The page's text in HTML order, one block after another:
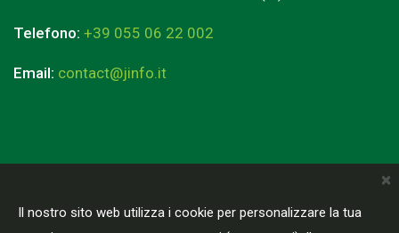
×
Il nostro sito web utilizza i cookie per personalizzare la tua
Telefono: +39 055 06 22 002
Email: contact@jinfo.it